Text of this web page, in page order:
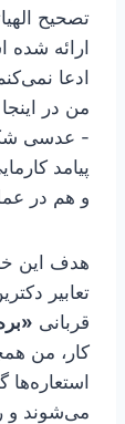
تصحیح
ارائه
ادعا
من در
- عدسی
پیامد
و هم در
هدف این
تعابیر
قربانی
کار، من
استعاره‌ها
می‌شوند و